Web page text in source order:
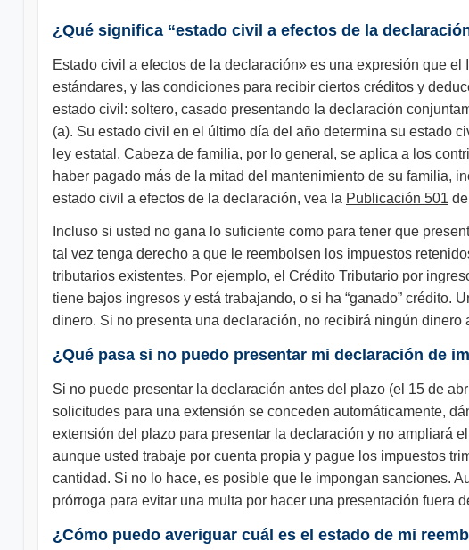
¿Qué significa “estado civil a efectos de la
Estado civil a efectos de la declaración» es una expresión que
estándares, y las condiciones para recibir ciertos créditos y
estado civil: soltero, casado presentando la declaración
(a). Su estado civil en el último día del año determina su estado
ley estatal. Cabeza de familia, por lo general, se aplica a los
haber pagado más de la mitad del mantenimiento de su familia,
estado civil a efectos de la declaración, vea la Publicación 501
Incluso si usted no gana lo suficiente como para tener que
tal vez tenga derecho a que le reembolsen los impuestos
tributarios existentes. Por ejemplo, el Crédito Tributario por
tiene bajos ingresos y está trabajando, o si ha “ganado”
dinero. Si no presenta una declaración, no recibirá ningún dinero
¿Qué pasa si no puedo presentar mi declaración de
Si no puede presentar la declaración antes del plazo (el 15 de
solicitudes para una extensión se conceden automáticamente,
extensión del plazo para presentar la declaración y no ampliará
aunque usted trabaje por cuenta propia y pague los impuestos
cantidad. Si no lo hace, es posible que le impongan sanciones.
prórroga para evitar una multa por hacer una presentación fuera
¿Cómo puedo averiguar cuál es el estado de mi